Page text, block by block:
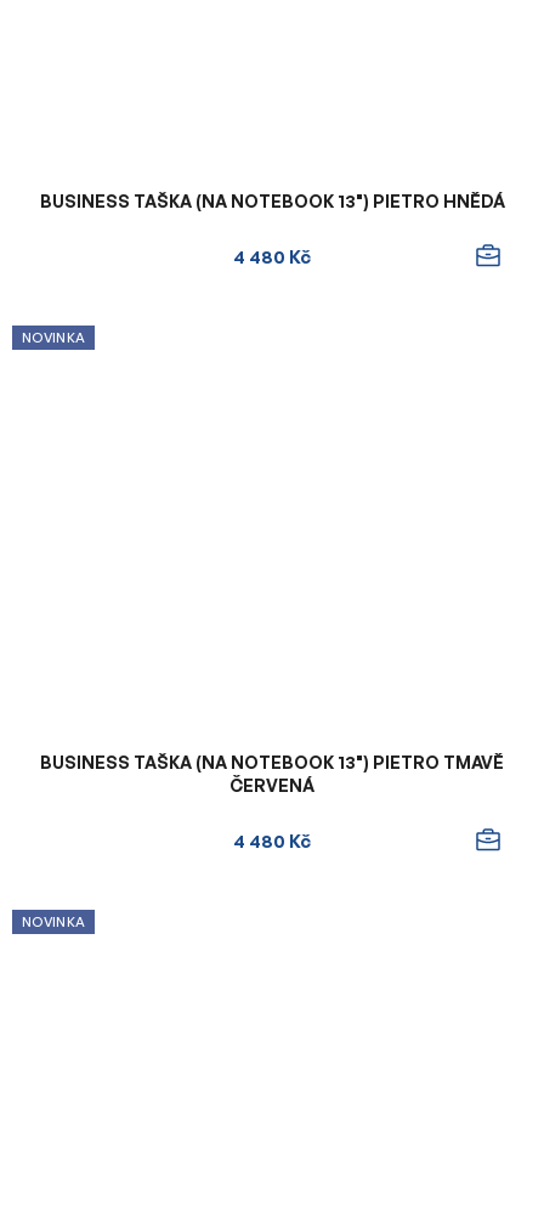
BUSINESS TAŠKA (NA NOTEBOOK 13") PIETRO HNĚDÁ
4 480 Kč
NOVINKA
BUSINESS TAŠKA (NA NOTEBOOK 13") PIETRO TMAVĚ
ČERVENÁ
4 480 Kč
NOVINKA